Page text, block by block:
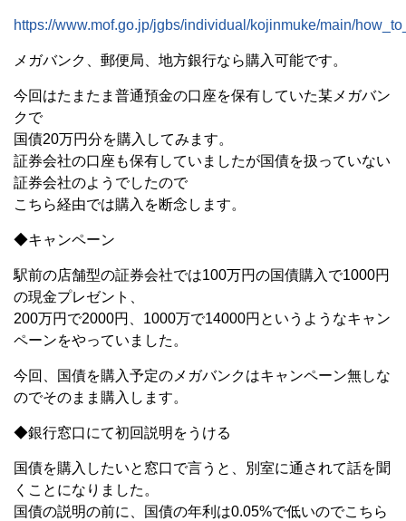
https://www.mof.go.jp/jgbs/individual/kojinmuke/main/
メガバンク、郵便局、地方銀行なら購入可能です。
今回はたまたま普通預金の口座を保有していた某メガバン
クで
国債20万円分を購入してみます。
証券会社の口座も保有していましたが国債を扱っていない
証券会社のようでしたので
こちら経由では購入を断念します。
◆キャンペーン
駅前の店舗型の証券会社では100万円の国債購入で1000円
の現金プレゼント、
200万円で2000円、1000万で14000円というようなキャン
ペーンをやっていました。
今回、国債を購入予定のメガバンクはキャンペーン無しな
のでそのまま購入します。
◆銀行窓口にて初回説明をうける
国債を購入したいと窓口で言うと、別室に通されて話を聞
くことになりました。
国債の説明の前に、国債の年利は0.05%で低いのでこちら